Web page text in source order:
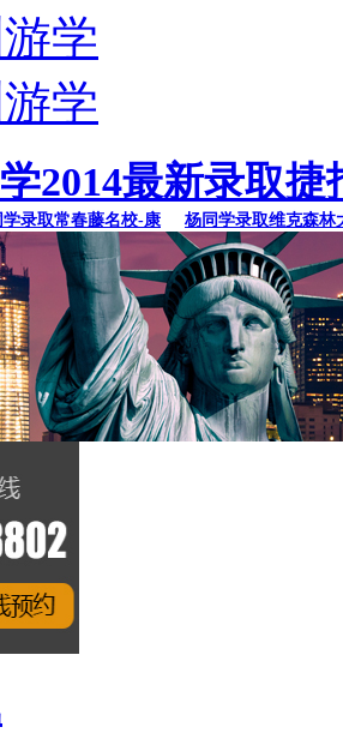
学
学
2014最新录取捷
录取常春藤名校-康 杨同学录取维克森林大